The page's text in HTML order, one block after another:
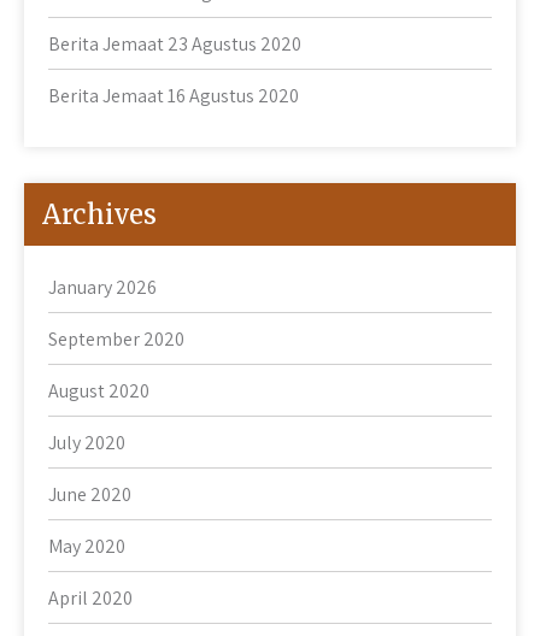
Berita Jemaat 23 Agustus 2020
Berita Jemaat 16 Agustus 2020
Archives
January 2026
September 2020
August 2020
July 2020
June 2020
May 2020
April 2020